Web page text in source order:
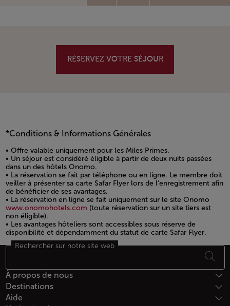
RÉSERVEZ VOTRE SÉJOUR
*Conditions & Informations Générales
• Offre valable uniquement pour les Miles Primes.
• Un séjour est considéré éligible à partir de deux nuits passées
dans un des hôtels Onomo.
• La réservation se fait par téléphone ou en ligne. Le membre doit
veiller à présenter sa carte Safar Flyer lors de l’enregistrement afin
de bénéficier de ses avantages.
• La réservation en ligne se fait uniquement sur le site Onomo
www.onomohotels.com (toute réservation sur un site tiers est
non éligible).
• Les avantages hôteliers sont accessibles sous réserve de
disponibilité et dépendamment du statut de carte Safar Flyer.
Open in a new window
Bas de page Plan du site
Rechercher sur notre site web
À propos de nous
Destinations
Aide